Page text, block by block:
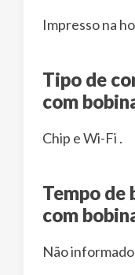
Impresso na
Tipo de
com
Chip e Wi-Fi .
Tempo de
com
Não